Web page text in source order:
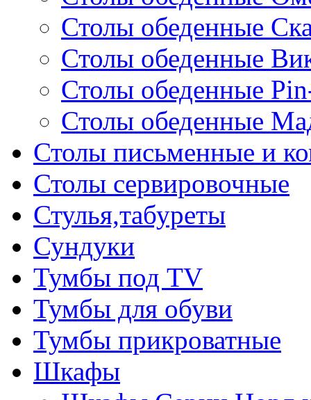
Столы обеденные
Столы обеденные
Столы обеденные
Столы обеденные
Столы письменные и
Столы сервировочные
Стулья,табуреты
Сундуки
Тумбы под TV
Тумбы для обуви
Тумбы прикроватные
Шкафы